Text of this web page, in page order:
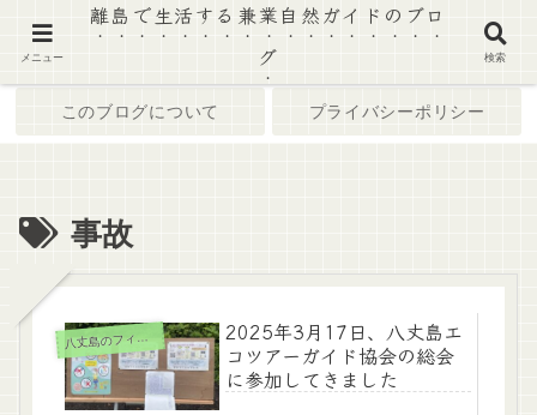
このブログについて プライバシーポリシー
事故
八
丈島のフィールド
2025年3月17日、八丈島エ
コツアーガイド協会の総会
に参加してきました
メニュー
離島で生活する兼業自然ガイドのブロ
グ
検索